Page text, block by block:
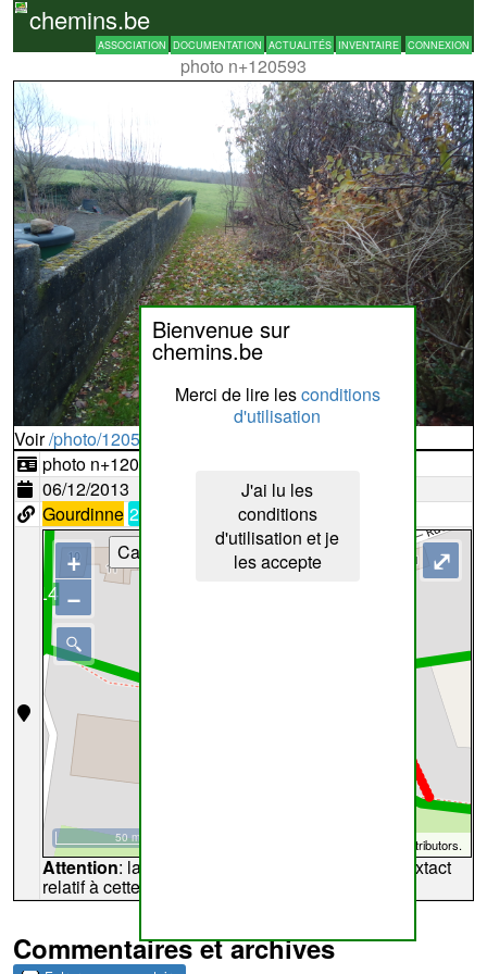
chemins.be
ASSOCIATION DOCUMENTATION ACTUALITÉS INVENTAIRE CONNEXION
photo n+120593
Bienvenue sur
chemins.be
Merci de lire lesconditions
d'utilisation
J'ai lu les
conditions
d'utilisation et je
les accepte
Voir/photo/120593?typ=d
photo n+120593
06/12/2013
Gourdinne 21
contributors.
50 m
+
−
⤢
Cartes
Attention: la carte peut ne pas refléter l'endroit extact
relatif à cette archive
Commentaires et archives